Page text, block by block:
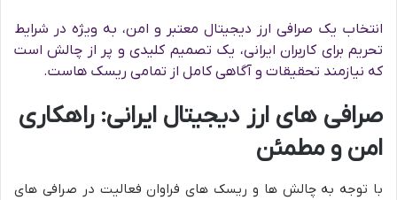
انتخاب یک صرافی ارز دیجیتال معتبر و امن، به ویژه در شرایط
تحریم برای کاربران ایرانی، یک تصمیم کلیدی و پر از چالش است
که نیازمند تحقیقات و آگاهی کامل از تمامی ریسک هاست.
صرافی های ارز دیجیتال ایرانی: راهکاری
امن و مطمئن
با توجه به چالش ها و ریسک های فراوان فعالیت در صرافی های